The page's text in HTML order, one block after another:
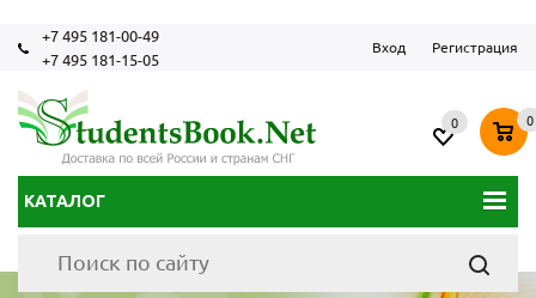
+7 495 181-00-49
+7 495 181-15-05
Вход Регистрация
КАТАЛОГ
0 0